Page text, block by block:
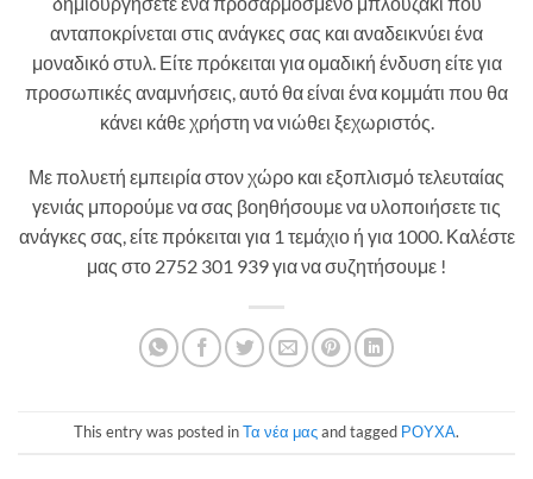
ανταποκρίνεται στις ανάγκες σας και αναδεικνύει ένα
μοναδικό στυλ. Είτε πρόκειται για ομαδική ένδυση είτε για
προσωπικές αναμνήσεις, αυτό θα είναι ένα κομμάτι που θα
κάνει κάθε χρήστη να νιώθει ξεχωριστός.
Με πολυετή εμπειρία στον χώρο και εξοπλισμό τελευταίας
γενιάς μπορούμε να σας βοηθήσουμε να υλοποιήσετε τις
ανάγκες σας, είτε πρόκειται για 1 τεμάχιο ή για 1000. Καλέστε
μας στο 2752 301 939 για να συζητήσουμε !
This entry was posted inΤα νέα μαςand tagged ΡΟΥΧΑ.